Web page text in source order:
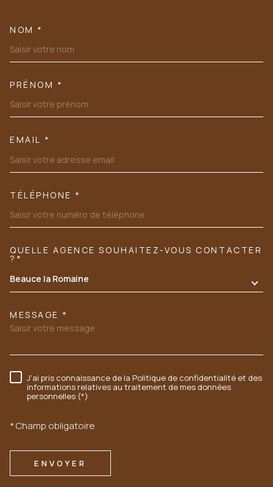
NOM *
PRÉNOM *
EMAIL *
TÉLÉPHONE *
TRAD_MELTEM_VOREDEMANDE
QUELLE AGENCE SOUHAITEZ-VOUS CONTACTER
?*
Beauce la Romaine
MESSAGE *
RÈGLEMENTATION
J'ai pris connaissance de la Politique de confidentialité et des
informations relatives au traitement de mes données
personnelles (*)
* Champ obligatoire
ENVOYER